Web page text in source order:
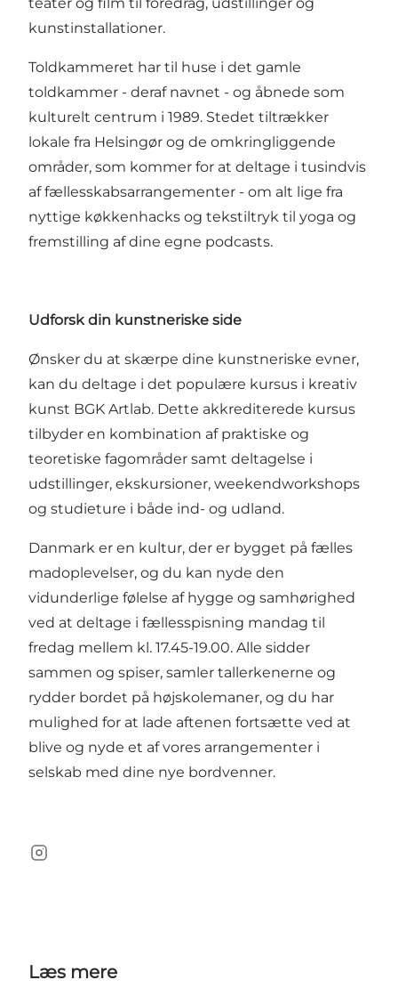
teater og film til foredrag, udstillinger og
kunstinstallationer.
Toldkammeret har til huse i det gamle
toldkammer - deraf navnet - og åbnede som
kulturelt centrum i 1989. Stedet tiltrækker
lokale fra Helsingør og de omkringliggende
områder, som kommer for at deltage i tusindvis
af fællesskabsarrangementer - om alt lige fra
nyttige køkkenhacks og tekstiltryk til yoga og
fremstilling af dine egne podcasts.
Udforsk din kunstneriske side
Ønsker du at skærpe dine kunstneriske evner,
kan du deltage i det populære kursus i kreativ
kunst BGK Artlab. Dette akkrediterede kursus
tilbyder en kombination af praktiske og
teoretiske fagområder samt deltagelse i
udstillinger, ekskursioner, weekendworkshops
og studieture i både ind- og udland.
Danmark er en kultur, der er bygget på fælles
madoplevelser, og du kan nyde den
vidunderlige følelse af hygge og samhørighed
ved at deltage i fællesspisning mandag til
fredag mellem kl. 17.45-19.00. Alle sidder
sammen og spiser, samler tallerkenerne og
rydder bordet på højskolemaner, og du har
mulighed for at lade aftenen fortsætte ved at
blive og nyde et af vores arrangementer i
selskab med dine nye bordvenner.
Instagram
Læs mere